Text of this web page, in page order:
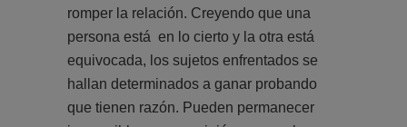
romper la relación. Creyendo que una
persona está en lo cierto y la otra está
equivocada, los sujetos enfrentados se
hallan determinados a ganar probando
que tienen razón. Pueden permanecer